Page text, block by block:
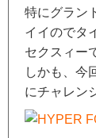
特にグラン
イイのでタ
セクスィー
しかも、今
にチャレン